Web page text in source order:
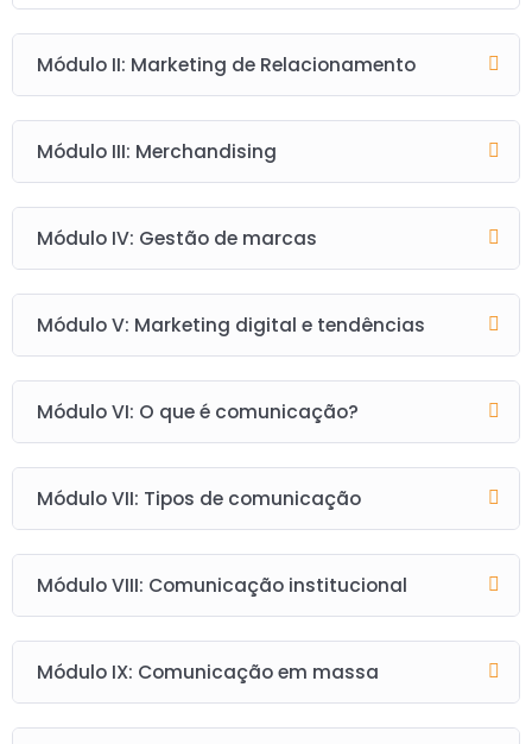
Módulo II: Marketing de Relacionamento
Módulo III: Merchandising
Módulo IV: Gestão de marcas
Módulo V: Marketing digital e tendências
Módulo VI: O que é comunicação?
Módulo VII: Tipos de comunicação
Módulo VIII: Comunicação institucional
Módulo IX: Comunicação em massa